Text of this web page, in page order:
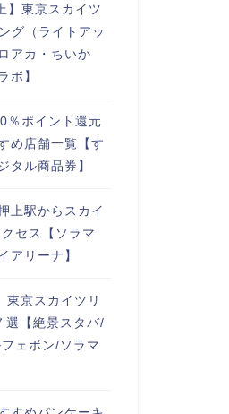
】東京スカイツ
グ（ライトアッ
アカ・ちいか
ボ】
％ポイント還元
め店舗一覧【す
タル商品券】
上駅からスカイ
セス【ソラマ
アリーナ】
東京スカイツリ
選【絶景スタバ/
ェボン/ソラマ